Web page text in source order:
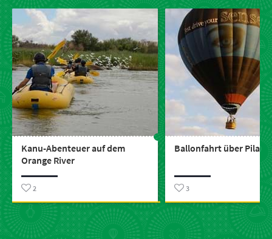
Kanu-Abenteuer auf dem
Orange River
2
Ballonfahrt über
3